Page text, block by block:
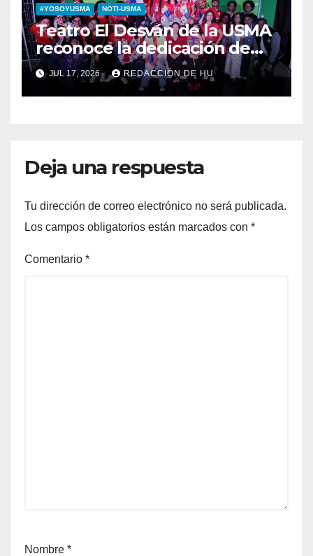
#YOSOYUSMA NOTI-USMA
Teatro El Desván de la USMA
reconoce la dedicación de
sus estudiantes en su 43
aniversario
JUL 17, 2026 REDACCIÓN DE HU
Deja una respuesta
Tu dirección de correo electrónico no será publicada.
Los campos obligatorios están marcados con *
Comentario *
Nombre *